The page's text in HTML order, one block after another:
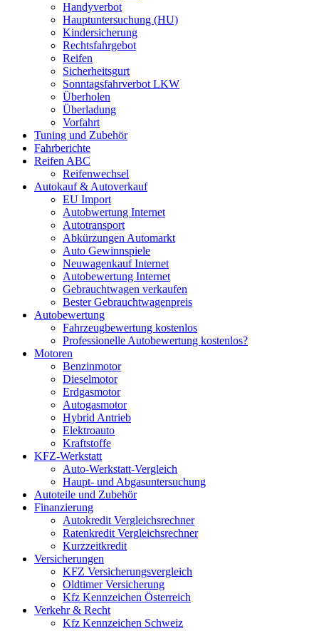
Handyverbot
Hauptuntersuchung (HU)
Kindersicherung
Rechtsfahrgebot
Reifen
Sicherheitsgurt
Sonntagsfahrverbot LKW
Überholen
Überladung
Vorfahrt
Tuning und Zubehör
Fahrberichte
Reifen ABC
Reifenwechsel
Autokauf & Autoverkauf
EU Import
Autobwertung Internet
Autotransport
Abkürzungen Automarkt
Auto Gewinnspiele
Neuwagenkauf Internet
Autobewertung Internet
Gebrauchtwagen verkaufen
Bester Gebrauchtwagenpreis
Autobewertung
Fahrzeugbewertung kostenlos
Professionelle Autobewertung kostenlos?
Motoren
Benzinmotor
Dieselmotor
Erdgasmotor
Autogasmotor
Hybrid Antrieb
Elektroauto
Kraftstoffe
KFZ-Werkstatt
Auto-Werkstatt-Vergleich
Haupt- und Abgasuntersuchung
Autoteile und Zubehör
Finanzierung
Autokredit Vergleichsrechner
Ratenkredit Vergleichsrechner
Kurzzeitkredit
Versicherungen
KFZ Versicherungsvergleich
Oldtimer Versicherung
Kfz Kennzeichen Österreich
Verkehr & Recht
Kfz Kennzeichen Schweiz